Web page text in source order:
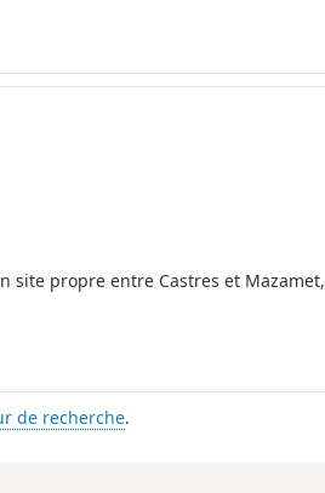
site propre entre Castres et Mazamet,
de recherche.